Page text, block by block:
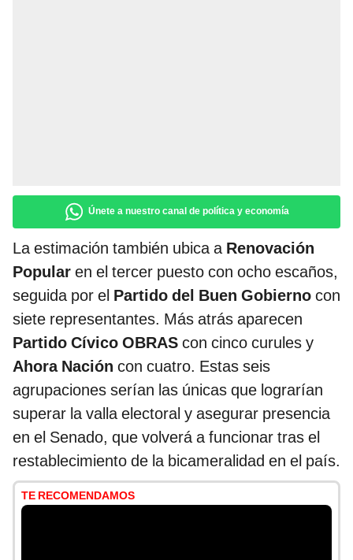
Únete a nuestro canal de política y economía
La estimación también ubica a Renovación
Popular en el tercer puesto con ocho escaños,
seguida por el Partido del Buen Gobierno con
siete representantes. Más atrás aparecen
Partido Cívico OBRAS con cinco curules y
Ahora Nación con cuatro. Estas seis
agrupaciones serían las únicas que lograrían
superar la valla electoral y asegurar presencia
en el Senado, que volverá a funcionar tras el
restablecimiento de la bicameralidad en el país.
TE RECOMENDAMOS